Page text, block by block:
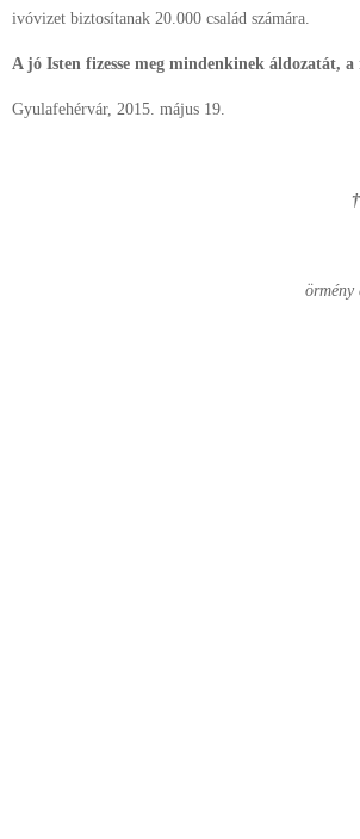
ivóvizet biztosítanak 20.000 család számára.
A jó Isten fizesse meg mindenkinek áldozatát, a
Gyulafehérvár, 2015. május 19.
örmény